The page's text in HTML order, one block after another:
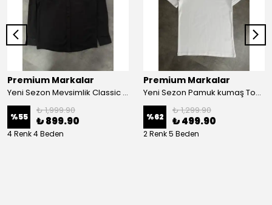
Premium Markalar
Yeni Sezon Mevsimlik Classic Basic Mini Logo Gömlek
%55
₺ 1,999.90
₺ 899.90
4 Renk 4 Beden
Premium Markalar
Yeni Sezon Pamuk kumaş Tone to Tone Logo T-shirt
%62
₺ 1,299.90
₺ 499.90
2 Renk 5 Beden